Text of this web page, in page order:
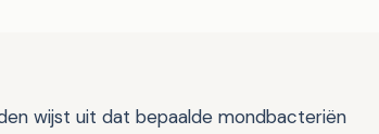
wijst uit dat bepaalde mondbacteriën